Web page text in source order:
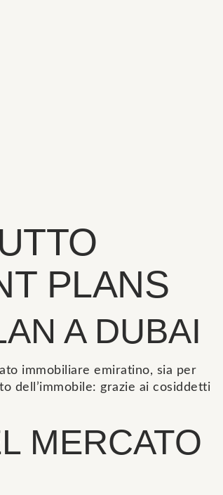
PLANS
A DUBAI
immobiliare emiratino, sia per
dell’immobile: grazie ai cosiddetti
MERCATO